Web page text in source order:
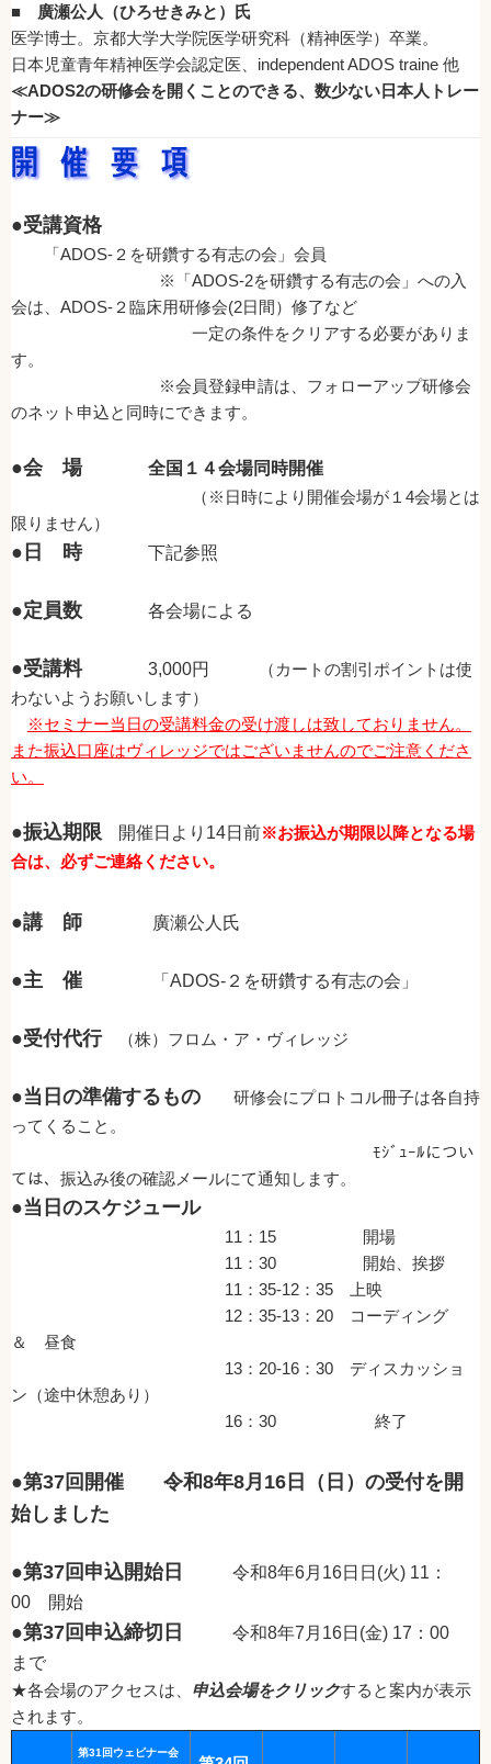
■
廣瀬公人（ひろせきみと）氏
医学博士。京都大学大学院医学研究科（精神医学）卒業。
日本児童青年精神医学会認定医、independent ADOS traine 他
≪ADOS2の研修会を開くことのできる、数少ない日本人トレー
ナー≫
●受講資格
「ADOS-２を研鑽する有志の会」会員
※「ADOS-2を研鑽する有志の会」への入
会は、ADOS-２臨床用研修会(2日間）修了など
一定の条件をクリアする必要がありま
す。
※会員登録申請は、フォローアップ研修会
のネット申込と同時にできます。
●会 場
全国１４会場同時開催
（※日時により開催会場が１4会場とは
限りません）
●日 時 下記参照
●定員数 各会場による
●受講料 3,000円
（カートの割引ポイントは使
わないようお願いします）
※セミナー当日の受講料金の受け渡しは致しておりません。
また振込口座はヴィレッジではございませんのでご注意くださ
い。
●振込期限 開催日より14日前※お振込が期限以降となる場
合は、必ずご連絡ください。
●講 師 廣瀬公人氏
●主 催 「ADOS-２を研鑽する有志の会 」
●受付代行（株）フロム・ア・ヴィレッジ
●当日の準備するもの 研修会にプロトコル冊子は各自持
ってくること。
ﾓｼﾞｭｰﾙについ
ては、振込み後の確認メールにて通知します。
●当日のスケジュール
11：15 開場
11：30 開始、挨拶
11：35-12：35 上映
12：35-13：20 コーディング
＆ 昼食
13：20-16：30 ディスカッショ
ン（途中休憩あり）
16：30 終了
●第37回開催 令和8年8月16日（日）の受付を開
始しました
●第37回申込開始日
令和8年6月16日日(火) 11：
00 開始
●第37回申込締切日
令和8年7月16日(金) 17：00
まで
★各会場のアクセスは、 申込会場をクリックする と案内が表示
されます。
第31回ウェビナー会